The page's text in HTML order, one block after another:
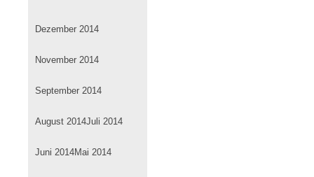
Dezember 2014
November 2014
September 2014
August 2014Juli 2014
Juni 2014Mai 2014